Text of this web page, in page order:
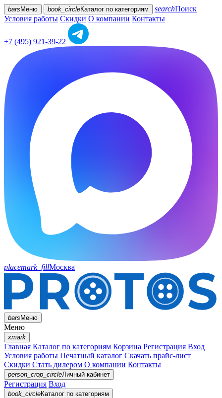
bars Меню book_circleКаталог по категориям searchПоиск
Условия работы Скидки О компании Контакты
+7 (495) 921-39-22
placemark_fillМосква
barsМеню
Меню
xmark
Главная Каталог по категориям Корзина Регистрация Вход
Условия работы Печатный каталог Скачать прайс-лист
Скидки Стать дилером О компании Контакты
person_crop_circleЛичный кабинет
Регистрация Вход
book_circleКаталог по категориям